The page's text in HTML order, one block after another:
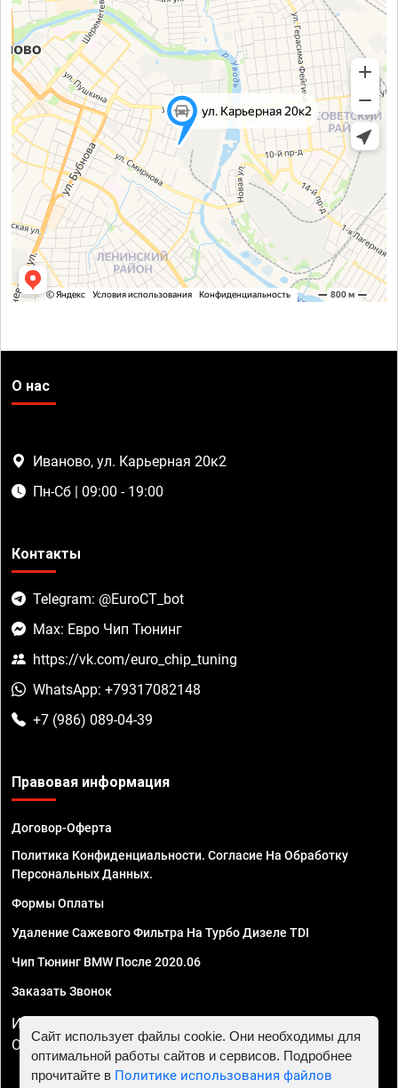
О нас
Иваново, ул. Карьерная 20к2
Пн-Сб | 09:00 - 19:00
Контакты
Telegram: @EuroCT_bot
Max: Евро Чип Тюнинг
https://vk.com/euro_chip_tuning
WhatsApp: +79317082148
+7 (986) 089-04-39
Правовая информация
Договор-Оферта
Политика Конфиденциальности. Согласие На Обработку
Персональных Данных.
Формы Оплаты
Удаление Сажевого Фильтра На Турбо Дизеле TDI
Чип Тюнинг BMW После 2020.06
Заказать Звонок
ИП Смирнов Георгий Павлович. ИНН 781302555843,
ОГРНИП 324470400032610
Сайт использует файлы cookie. Они необходимы для
оптимальной работы сайтов и сервисов. Подробнее
прочитайте в Политике использования файлов